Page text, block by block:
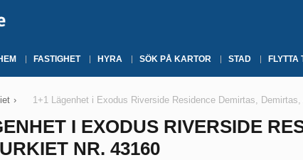
FASTIGHET HYRA SÖK PÅ KARTOR STAD FLYTTA
› 1+1 Lägenhet i Exodus Riverside Residence Demirtas,
I EXODUS RIVERSIDE
NR. 43160